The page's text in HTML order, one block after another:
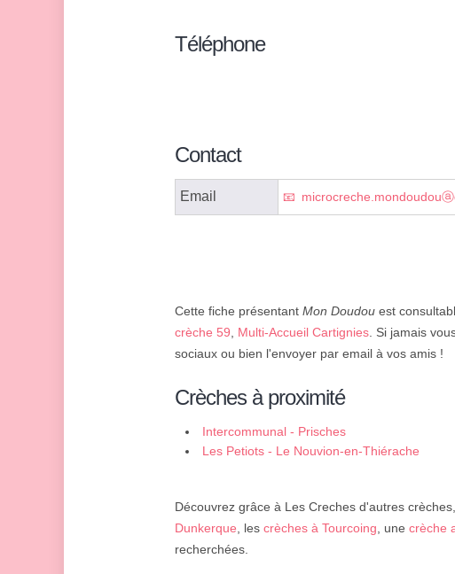
Téléphone
Contact
Email
Cette fiche présentant Mon Doudou est
crèche 59, Multi-Accueil Cartignies. Si jamais
sociaux ou bien l'envoyer par email à vos amis !
Crèches à proximité
Intercommunal - Prisches
Les Petiots - Le Nouvion-en-Thiérache
Découvrez grâce à Les Creches d'autres
Dunkerque, les crèches à Tourcoing, une crèche
recherchées.